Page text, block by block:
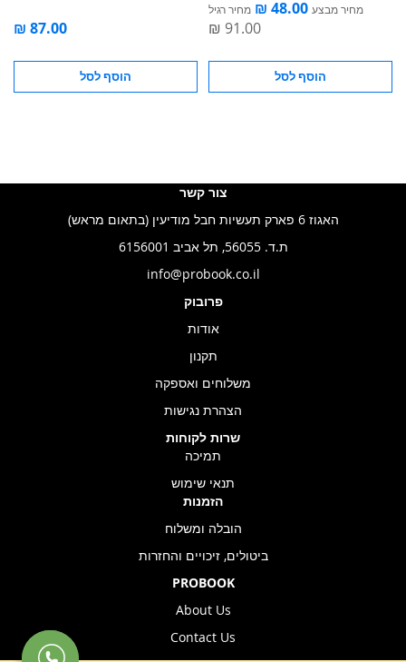
מחיר מבצע מחיר רגיל
הוסף לסל הוסף לסל
צור קשר
האגוז 6 פארק תעשיות חבל מודיעין (בתאום מראש)
ת.ד. 56055, תל אביב 6156001
info@probook.co.il
פרובוק
אודות
תקנון
משלוחים ואספקה
הצהרת נגישות
שרות לקוחות
תמיכה
תנאי שימוש
הזמנות
הובלה ומשלוח
ביטולים, זיכויים והחזרות
PROBOOK
About Us
Contact Us